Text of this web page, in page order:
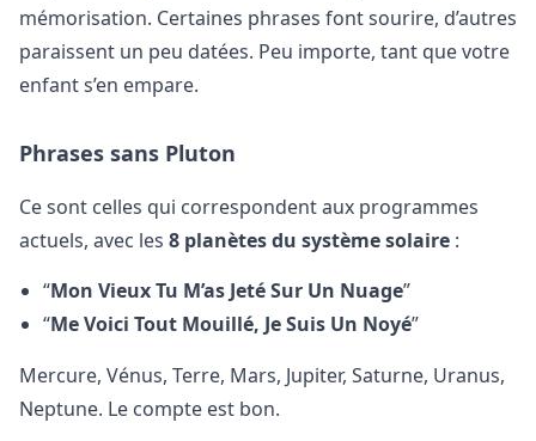
mémorisation. Certaines phrases font sourire, d’autres
paraissent un peu datées. Peu importe, tant que votre
enfant s’en empare.
Phrases sans Pluton
Ce sont celles qui correspondent aux programmes
actuels, avec les 8 planètes du système solaire :
“Mon Vieux Tu M’as Jeté Sur Un Nuage”
“Me Voici Tout Mouillé, Je Suis Un Noyé”
Mercure, Vénus, Terre, Mars, Jupiter, Saturne, Uranus,
Neptune. Le compte est bon.